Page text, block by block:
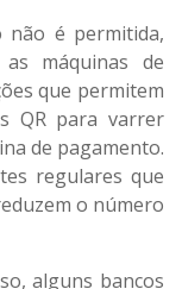
não é permitida,
máquinas de
que permitem
QR para varrer
de pagamento.
regulares que
o número
alguns bancos